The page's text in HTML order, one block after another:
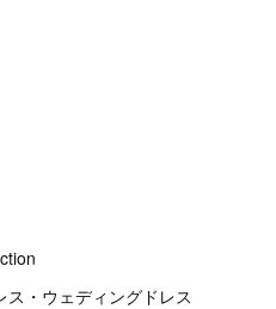
ス・ウェディングドレス